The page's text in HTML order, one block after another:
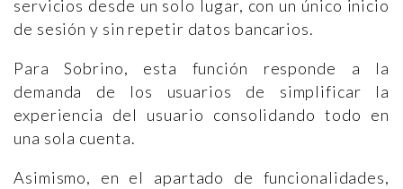
servicios desde un solo lugar, con un único inicio
de sesión y sin repetir datos bancarios.
Para Sobrino, esta función responde a la
demanda de los usuarios de simplificar la
experiencia del usuario consolidando todo en
una sola cuenta.
Asimismo, en el apartado de funcionalidades,